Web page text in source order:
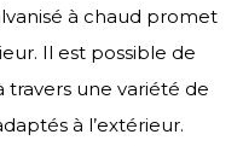
à chaud promet
Il est possible de
une variété de
à l’extérieur.